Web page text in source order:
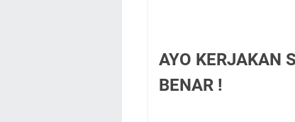
AYO KERJAKAN
BENAR !